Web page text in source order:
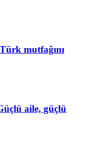
mutfağını
aile, güçlü